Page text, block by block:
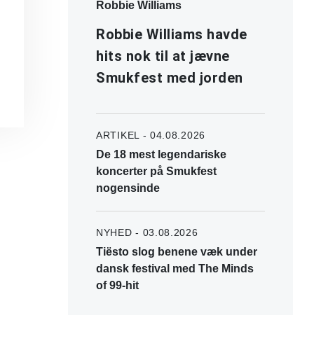
Robbie Williams
Robbie Williams havde
hits nok til at jævne
Smukfest med jorden
ARTIKEL - 04.08.2026
De 18 mest legendariske
koncerter på Smukfest
nogensinde
NYHED - 03.08.2026
Tiësto slog benene væk under
dansk festival med The Minds
of 99-hit